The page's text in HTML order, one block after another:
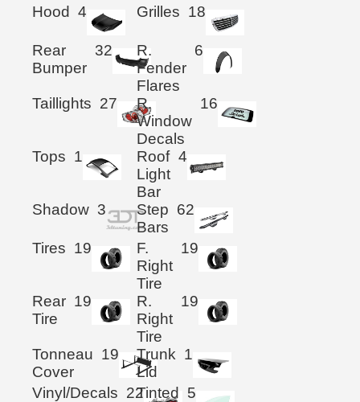
Hood 4 Grilles 18
Rear
Bumper
32
R.
Fender
Flares
6
Taillights 27
R.
Window
Decals
16
Tops 1
Roof
Light
Bar
4
Shadow 3
Step
Bars
62
Tires 19
F.
Right
Tire
19
Rear
Tire
19
R.
Right
Tire
19
Tonneau
Cover
19
Trunk
Lid
1
Vinyl/Decals 22Tinted
5